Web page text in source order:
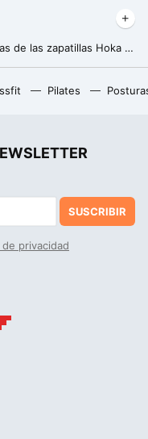
El Corte Inglés liquida las últimas tallas de las zapatillas Hoka ideales para runners a casi mitad de precio
Pilates
SUSCRIBIR
privacidad